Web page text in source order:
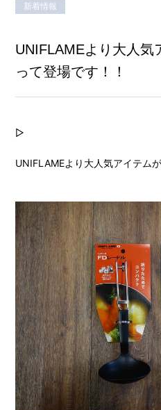
新着情報
UNIFLAMEより大人気
って登場です！！
▷
UNIFLAMEより大人気アイテム